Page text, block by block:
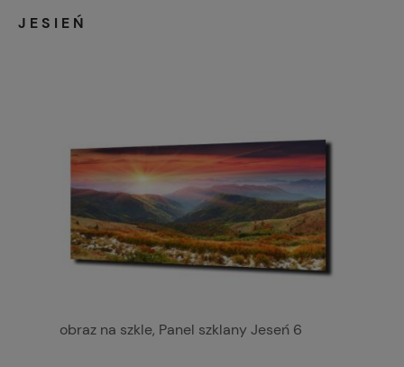
JESIEŃ
obraz na szkle, Panel szklany Jeseń 6